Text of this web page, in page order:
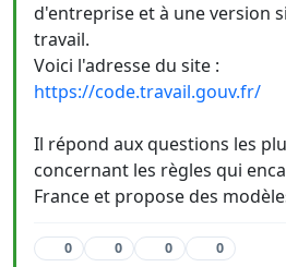
d'entreprise et à une version
travail.
Voici l'adresse du site :
https://code.travail.gouv.fr/
Il répond aux questions les
concernant les règles qui
France et propose des
0 0 0 0